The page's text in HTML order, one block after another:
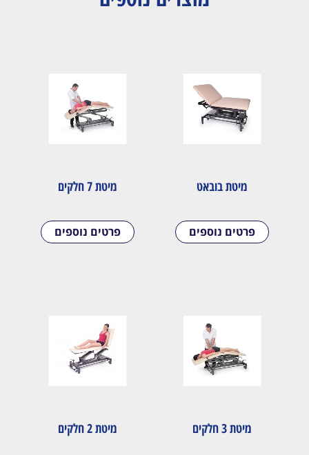
מיטת בובאט
פרטים נוספים
מיטת 7 חלקים
פרטים נוספים
מיטת 3 חלקים מיטת 2 חלקים